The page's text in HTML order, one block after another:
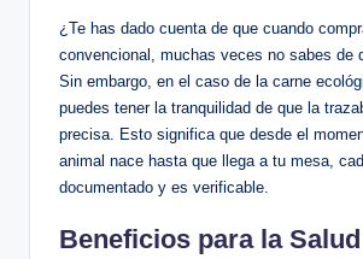
¿Te has dado cuenta de que cuando
convencional, muchas veces no sabes de
Sin embargo, en el caso de la carne
puedes tener la tranquilidad de que la
precisa. Esto significa que desde el
animal nace hasta que llega a tu mesa,
documentado y es verificable.
Beneficios para la